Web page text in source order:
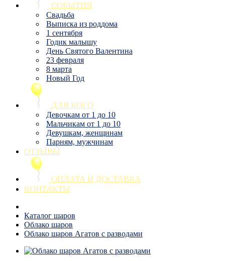
СОБЫТИЯ
Свадьба
Выписка из роддома
1 сентября
Годик малышу
День Святого Валентина
23 февраля
8 марта
Новый Год
ДЛЯ КОГО
Девочкам от 1 до 10
Мальчикам от 1 до 10
Девушкам, женщинам
Парням, мужчинам
ОТЗЫВЫ
ОПЛАТА И ДОСТАВКА
КОНТАКТЫ
Каталог шаров
Облако шаров
Облако шаров Агатов с разводами